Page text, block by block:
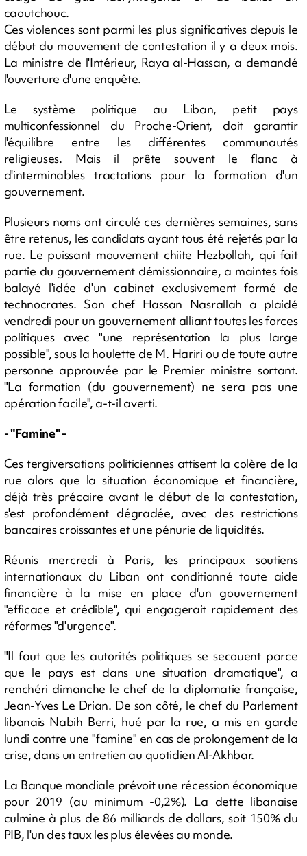
caoutchouc.
Ces violences sont parmi les plus significatives depuis le
début du mouvement de contestation il y a deux mois.
La ministre de l'Intérieur, Raya al-Hassan, a demandé
l'ouverture d'une enquête.
Le système politique au Liban, petit pays
multiconfessionnel du Proche-Orient, doit garantir
l'équilibre entre les différentes communautés
religieuses. Mais il prête souvent le flanc à
d'interminables tractations pour la formation d'un
gouvernement.
Plusieurs noms ont circulé ces dernières semaines, sans
être retenus, les candidats ayant tous été rejetés par la
rue. Le puissant mouvement chiite Hezbollah, qui fait
partie du gouvernement démissionnaire, a maintes fois
balayé l'idée d'un cabinet exclusivement formé de
technocrates. Son chef Hassan Nasrallah a plaidé
vendredi pour un gouvernement alliant toutes les forces
politiques avec "une représentation la plus large
possible", sous la houlette de M. Hariri ou de toute autre
personne approuvée par le Premier ministre sortant.
"La formation (du gouvernement) ne sera pas une
opération facile", a-t-il averti.
- "Famine" -
Ces tergiversations politiciennes attisent la colère de la
rue alors que la situation économique et financière,
déjà très précaire avant le début de la contestation,
s'est profondément dégradée, avec des restrictions
bancaires croissantes et une pénurie de liquidités.
Réunis mercredi à Paris, les principaux soutiens
internationaux du Liban ont conditionné toute aide
financière à la mise en place d'un gouvernement
"efficace et crédible", qui engagerait rapidement des
réformes "d'urgence".
"Il faut que les autorités politiques se secouent parce
que le pays est dans une situation dramatique", a
renchéri dimanche le chef de la diplomatie française,
Jean-Yves Le Drian. De son côté, le chef du Parlement
libanais Nabih Berri, hué par la rue, a mis en garde
lundi contre une "famine" en cas de prolongement de la
crise, dans un entretien au quotidien Al-Akhbar.
La Banque mondiale prévoit une récession économique
pour 2019 (au minimum -0,2%). La dette libanaise
culmine à plus de 86 milliards de dollars, soit 150% du
PIB, l'un des taux les plus élevées au monde.